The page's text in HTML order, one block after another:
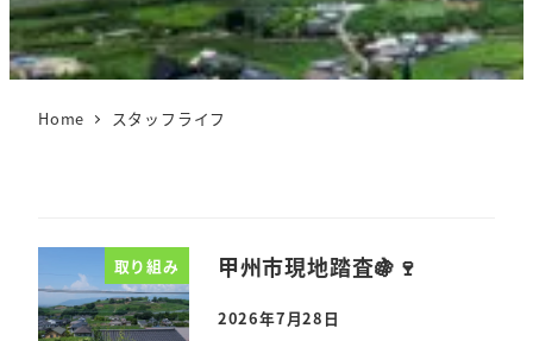
Home スタッフライフ
取り組み 甲州市現地踏査🍇🍷
2026年7月28日